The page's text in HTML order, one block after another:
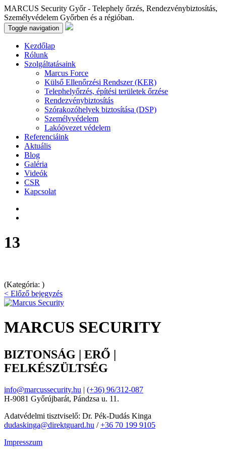
MARCUS Security Győr - Telephely őrzés, Rendezvénybiztosítás,
Személyvédelem Győrben és a régióban.
Toggle navigation
Kezdőlap
Rólunk
Szolgáltatásaink
Marcus Force
Külső Ellenőrzési Rendszer (KER)
Telephelyőrzés, építési területek őrzése
Rendezvénybiztosítás
Szórakozóhelyek biztosítása (DSP)
Személyvédelem
Lakóövezet védelem
Referenciáink
Aktuális
Blog
Galéria
Videók
CSR
Kapcsolat
13
(Kategória: )
< Előző bejegyzés
MARCUS SECURITY
BIZTONSÁG | ERŐ |
FELKÉSZÜLTSÉG
info@marcussecurity.hu | (+36) 96/312-087
H-9081 Győrújbarát, Pándzsa u. 11.
Adatvédelmi tisztviselő: Dr. Pék-Dudás Kinga
dudaskinga@direktguard.hu /+36 70 199 9105
Impresszum